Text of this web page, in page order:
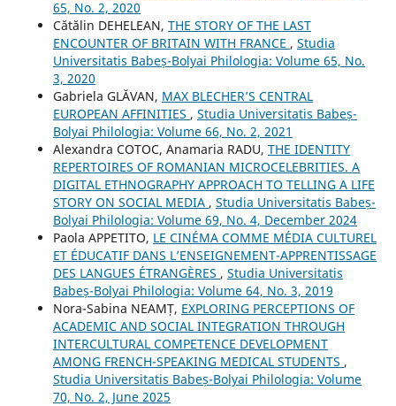
65, No. 2, 2020
Cătălin DEHELEAN, THE STORY OF THE LAST
ENCOUNTER OF BRITAIN WITH FRANCE , Studia
Universitatis Babeș-Bolyai Philologia: Volume 65, No.
3, 2020
Gabriela GLĂVAN, MAX BLECHER’S CENTRAL
EUROPEAN AFFINITIES , Studia Universitatis Babeș-
Bolyai Philologia: Volume 66, No. 2, 2021
Alexandra COTOC, Anamaria RADU, THE IDENTITY
REPERTOIRES OF ROMANIAN MICROCELEBRITIES. A
DIGITAL ETHNOGRAPHY APPROACH TO TELLING A LIFE
STORY ON SOCIAL MEDIA , Studia Universitatis Babeș-
Bolyai Philologia: Volume 69, No. 4, December 2024
Paola APPETITO, LE CINÉMA COMME MÉDIA CULTUREL
ET ÉDUCATIF DANS L’ENSEIGNEMENT-APPRENTISSAGE
DES LANGUES ÉTRANGÈRES , Studia Universitatis
Babeș-Bolyai Philologia: Volume 64, No. 3, 2019
Nora-Sabina NEAMȚ, EXPLORING PERCEPTIONS OF
ACADEMIC AND SOCIAL INTEGRATION THROUGH
INTERCULTURAL COMPETENCE DEVELOPMENT
AMONG FRENCH-SPEAKING MEDICAL STUDENTS ,
Studia Universitatis Babeș-Bolyai Philologia: Volume
70, No. 2, June 2025